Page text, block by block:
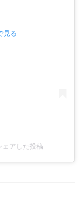
見る
アした投稿